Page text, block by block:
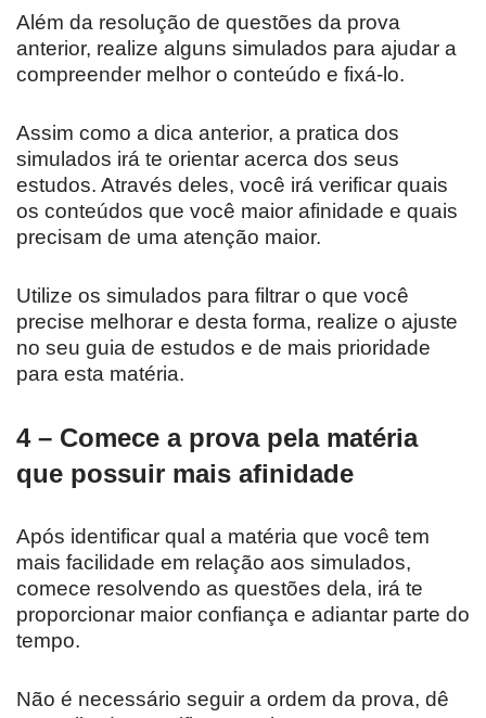
Além da resolução de questões da prova
anterior, realize alguns simulados para ajudar a
compreender melhor o conteúdo e fixá-lo.
Assim como a dica anterior, a pratica dos
simulados irá te orientar acerca dos seus
estudos. Através deles, você irá verificar quais
os conteúdos que você maior afinidade e quais
precisam de uma atenção maior.
Utilize os simulados para filtrar o que você
precise melhorar e desta forma, realize o ajuste
no seu guia de estudos e de mais prioridade
para esta matéria.
4 – Comece a prova pela matéria
que possuir mais afinidade
Após identificar qual a matéria que você tem
mais facilidade em relação aos simulados,
comece resolvendo as questões dela, irá te
proporcionar maior confiança e adiantar parte do
tempo.
Não é necessário seguir a ordem da prova, dê